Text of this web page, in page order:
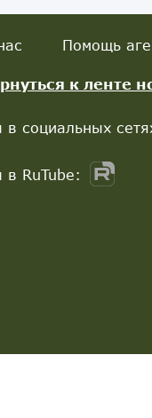
Помощь
к ленте
в социальных
в RuTube: